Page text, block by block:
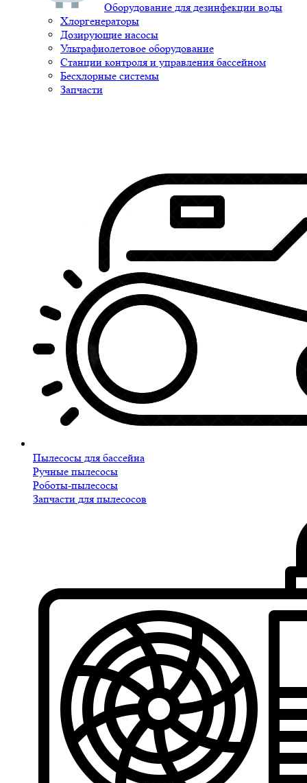
Оборудование для дезинфекции воды
Хлоргенераторы
Дозирующие насосы
Ультрафиолетовое оборудование
Станции контроля и управления бассейном
Бесхлорные системы
Запчасти
Пылесосы для бассейна
Ручные пылесосы
Роботы-пылесосы
Запчасти для пылесосов